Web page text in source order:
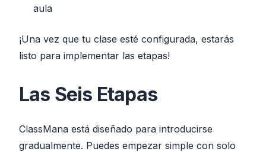
aula
¡Una vez que tu clase esté configurada, estarás
listo para implementar las etapas!
Las Seis Etapas
ClassMana está diseñado para introducirse
gradualmente. Puedes empezar simple con solo